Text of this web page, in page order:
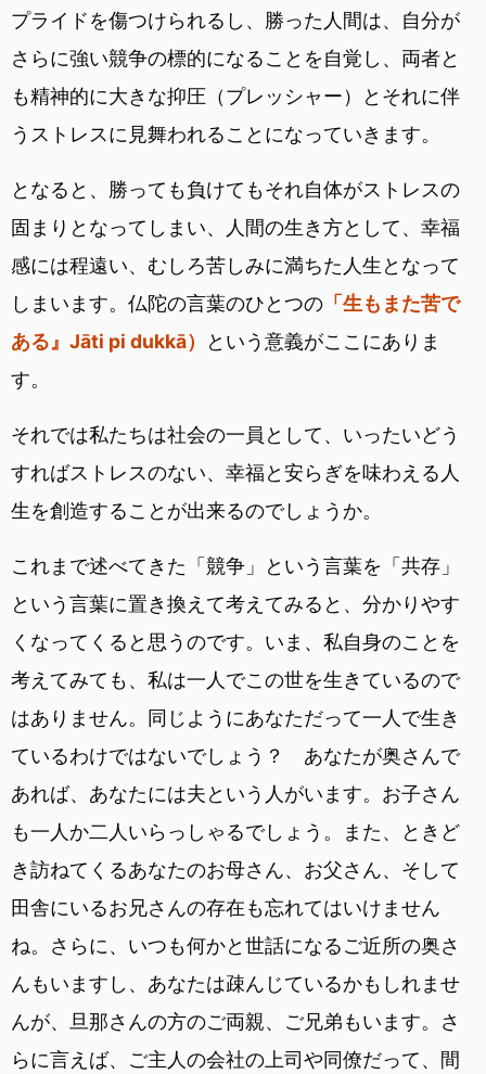
プライドを傷つけられるし、勝った人間は、自分が
さらに強い競争の標的になることを自覚し、両者と
も精神的に大きな抑圧（プレッシャー）とそれに伴
うストレスに見舞われることになっていきます。
となると、勝っても負けてもそれ自体がストレスの
固まりとなってしまい、人間の生き方として、幸福
感には程遠い、むしろ苦しみに満ちた人生となって
しまいます。仏陀の言葉のひとつの 「生もまた苦で
ある』Jāti pi dukkā）
という意義がここにありま
す。
それでは私たちは社会の一員として、いったいどう
すればストレスのない、幸福と安らぎを味わえる人
生を創造することが出来るのでしょうか。
これまで述べてきた「競争」という言葉を「共存」
という言葉に置き換えて考えてみると、分かりやす
くなってくると思うのです。いま、私自身のことを
考えてみても、私は一人でこの世を生きているので
はありません。同じようにあなただって一人で生き
ているわけではないでしょう？ あなたが奥さんで
あれば、あなたには夫という人がいます。お子さん
も一人か二人いらっしゃるでしょう。また、ときど
き訪ねてくるあなたのお母さん、お父さん、そして
田舎にいるお兄さんの存在も忘れてはいけません
ね。さらに、いつも何かと世話になるご近所の奥さ
んもいますし、あなたは疎んじているかもしれませ
んが、旦那さんの方のご両親、ご兄弟もいます。さ
らに言えば、ご主人の会社の上司や同僚だって、間